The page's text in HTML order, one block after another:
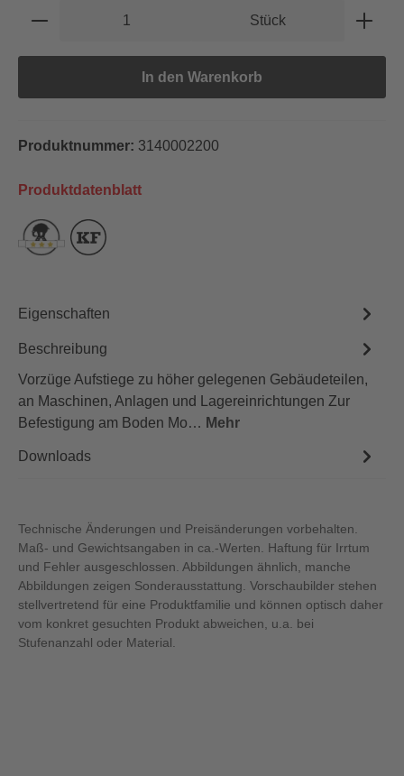
Produkt Anzahl: Gib den gewünschten
Stück
In den Warenkorb
Produktnummer: 3140002200
Produktdatenblatt
Eigenschaften
Beschreibung
Vorzüge Aufstiege zu höher gelegenen Gebäudeteilen,
an Maschinen, Anlagen und Lagereinrichtungen Zur
Befestigung am Boden Mo… Mehr
Downloads
Technische Änderungen und Preisänderungen vorbehalten.
Maß- und Gewichtsangaben in ca.-Werten. Haftung für Irrtum
und Fehler ausgeschlossen. Abbildungen ähnlich, manche
Abbildungen zeigen Sonderausstattung. Vorschaubilder stehen
stellvertretend für eine Produktfamilie und können optisch daher
vom konkret gesuchten Produkt abweichen, u.a. bei
Stufenanzahl oder Material.